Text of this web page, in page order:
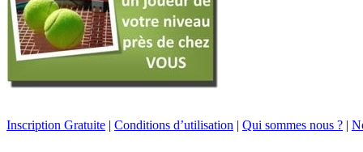
Inscription Gratuite | Conditions d’utilisation | Qui sommes nous ? |